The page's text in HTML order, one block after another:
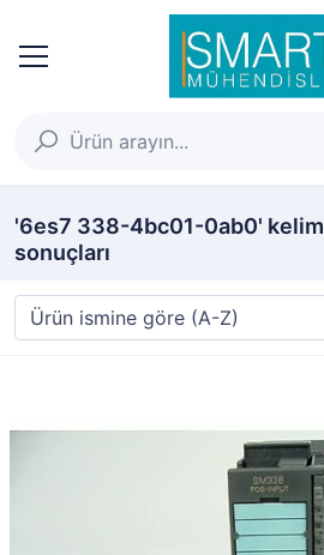
'6es7 338-4bc01-0ab0'
sonuçları